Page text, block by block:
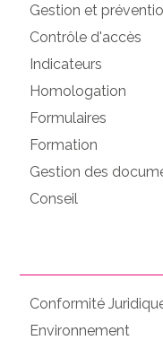
Gestion et
Contrôle d'accès
Indicateurs
Homologation
Formulaires
Formation
Gestion des
Conseil
Conformité
Environnement